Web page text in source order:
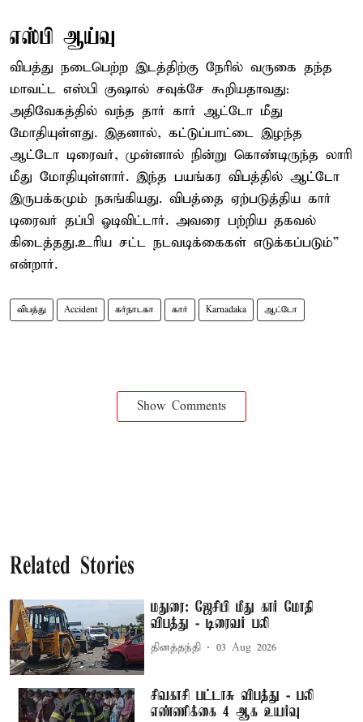
எஸ்பி ஆய்வு
விபத்து நடைபெற்ற இடத்திற்கு நேரில் வருகை தந்த
மாவட்ட எஸ்பி குஷால் சவுக்சே கூறியதாவது:
அதிவேகத்தில் வந்த தார் கார் ஆட்டோ மீது
மோதியுள்ளது. இதனால், கட்டுப்பாட்டை இழந்த
ஆட்டோ டிரைவர், முன்னால் நின்று கொண்டிருந்த லாரி
மீது மோதியுள்ளார். இந்த பயங்கர விபத்தில் ஆட்டோ
இருபக்கமும் நசுங்கியது. விபத்தை ஏற்படுத்திய கார்
டிரைவர் தப்பி ஓடிவிட்டார். அவரை பற்றிய தகவல்
கிடைத்தது.உரிய சட்ட நடவடிக்கைகள் எடுக்கப்படும்”
என்றார்.
விபத்து Accident கர்நாடகா கார் Karnadaka ஆட்டோ
Show Comments
Related Stories
மதுரை: ஜேசிபி மீது கார் மோதி
விபத்து - டிரைவர் பலி
தினத்தந்தி 03 Aug 2026
சிவகாசி பட்டாசு விபத்து - பலி
எண்ணிக்கை 4 ஆக உயர்வு